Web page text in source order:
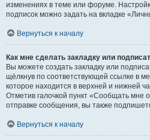
изменениях в теме или форуме.
подписок можно задать на вкладке
Вернуться к началу
Как мне сделать закладку или
Вы можете создать закладку или
щёлкнув по соответствующей ссылке в
которое находится в верхней и нижней
Отметив галочкой пункт «Сообщать мне
отправке сообщения, вы также
Вернуться к началу